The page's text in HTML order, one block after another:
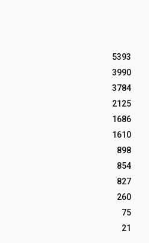
5393
3990
3784
2125
1686
1610
898
854
827
260
75
21